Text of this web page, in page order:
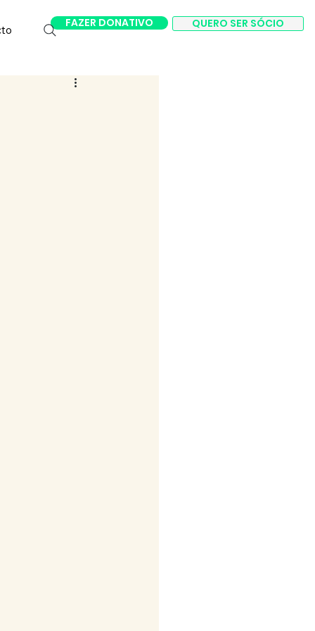
FAZER DONATIVO QUERO SER SÓCIO